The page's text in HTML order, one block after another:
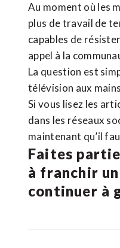
Au moment où les
plus de travail de
capables de
appel à la
La question est
télévision aux
Si vous lisez les
dans les réseaux
maintenant qu’il
Faites
à franchir
continuer à